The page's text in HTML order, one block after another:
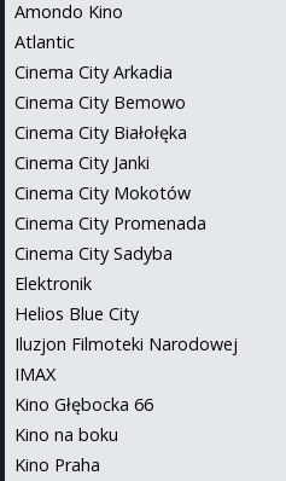
Amondo Kino
Atlantic
Cinema City Arkadia
Cinema City Bemowo
Cinema City Białołęka
Cinema City Janki
Cinema City Mokotów
Cinema City Promenada
Cinema City Sadyba
Elektronik
Helios Blue City
Iluzjon Filmoteki Narodowej
IMAX
Kino Głębocka 66
Kino na boku
Kino Praha